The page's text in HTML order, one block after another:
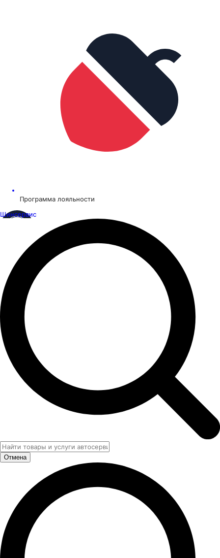
Программа лояльности
Шинсервис
Отмена